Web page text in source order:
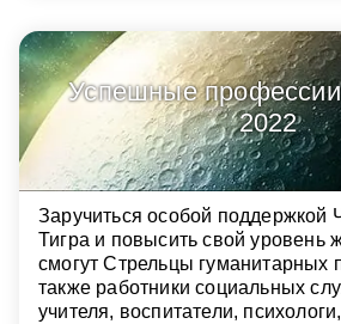
Успешные
2022
Заручиться особой поддержкой
Тигра и повысить свой уровень
смогут Стрельцы гуманитарных
также работники социальных
учителя, воспитатели,